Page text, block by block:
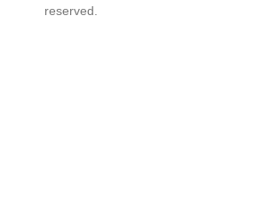
reserved.